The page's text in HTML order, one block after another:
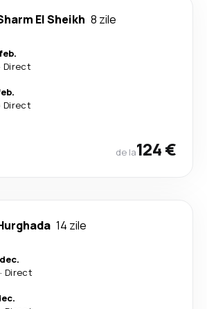
El Sheikh 8 zile
Direct
Direct
de la124 €
14 zile
· Direct